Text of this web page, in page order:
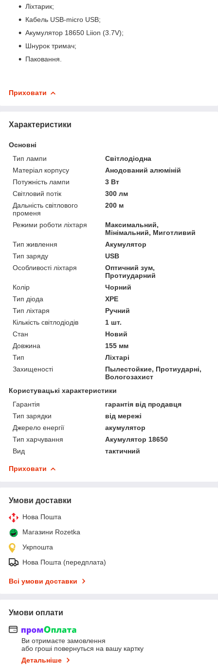
Ліхтарик;
Кабель USB-micro USB;
Акумулятор 18650 Liion (3.7V);
Шнурок тримач;
Паковання.
Приховати
Характеристики
Основні
Тип лампи
Світлодіодна
Матеріал корпусу
Анодований алюміній
Потужність лампи
3 Вт
Світловий потік
300 лм
Дальність світлового
променя
200 м
Режими роботи ліхтаря
Максимальний,
Мінімальний, Миготливий
Тип живлення
Акумулятор
Тип заряду
USB
Особливості ліхтаря
Оптичний зум,
Протиударний
Колір
Чорний
Тип діода
XPE
Тип ліхтаря
Ручний
Кількість світлодіодів
1 шт.
Стан
Новий
Довжина
155 мм
Тип
Ліхтарі
Захищеності
Пылестойкие, Протиударні,
Вологозахист
Користувацькі характеристики
Гарантія
гарантія від продавця
Тип зарядки
від мережі
Джерело енергії
акумулятор
Тип харчування
Акумулятор 18650
Вид
тактичний
Приховати
Умови доставки
Нова Пошта
Магазини Rozetka
Укрпошта
Нова Пошта (передплата)
Всі умови доставки
Умови оплати
Ви отримаєте замовлення
або гроші повернуться на вашу картку
Детальніше